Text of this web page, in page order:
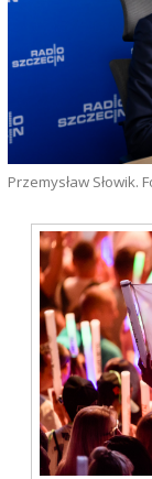
Przemysław Słowik.